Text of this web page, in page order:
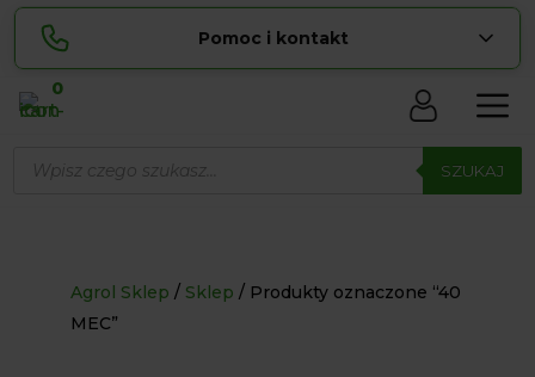
Pomoc i kontakt
Lucyna
pokaż numer
zamowienia@ ...
biuro@ ...
0
produktów SZUKAJ
Agrol Sklep Sklep
Produkty oznaczone “40
MEC”